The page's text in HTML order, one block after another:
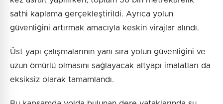
sathi kaplama gerçekleştirildi. Ayrıca yolun
güvenliğini artırmak amacıyla keskin virajlar alındı.
Üst yapı çalışmalarının yanı sıra yolun güvenliğini ve
uzun ömürlü olmasını sağlayacak altyapı imalatları da
eksiksiz olarak tamamlandı.